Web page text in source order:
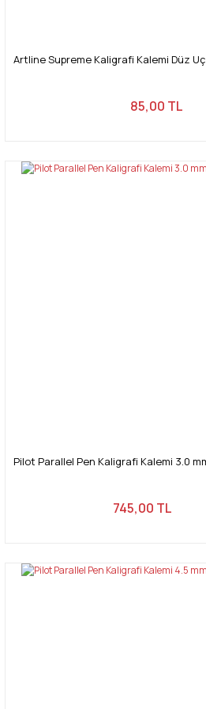
Artline Supreme Kaligrafi Kalemi Düz
85,00 TL
Pilot Parallel Pen Kaligrafi Kalemi 3.0
745,00 TL